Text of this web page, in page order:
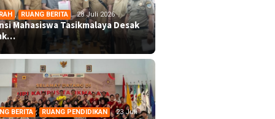
, RUANG BERITA 28 Juli 2026
Mahasiswa Tasikmalaya Desak
BERITA , RUANG PENDIDIKAN
23 Juli